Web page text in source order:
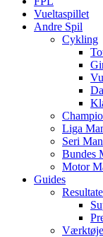
Vueltaspillet
Andre Spil
Cykling
Liga
Seri
Bundes
Motor
Guides